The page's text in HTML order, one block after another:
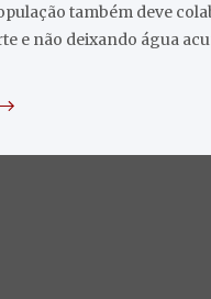
também deve
e não deixando água